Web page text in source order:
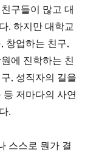
구들이 많고 대
. 하지만 대학교
창업하는 친구,
에 진학하는 친
, 성직자의 길을
저마다의 사연
.
스스로 뭔가 결